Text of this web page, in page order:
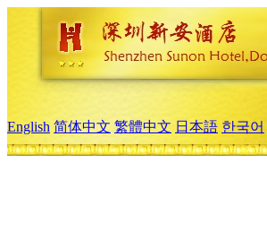
English 简体中文 繁體中文 日本語 한국어